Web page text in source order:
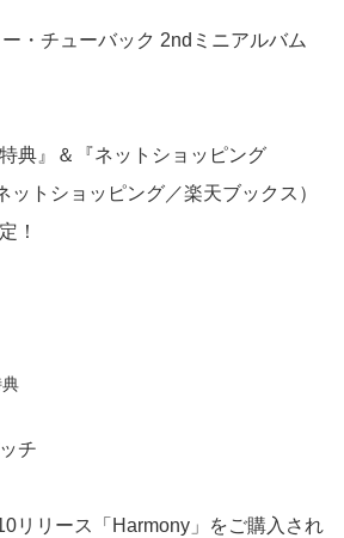
・チューバック 2ndミニアルバム
典』＆『ネットショッピング
ットショッピング／楽天ブックス）
！
チ
リリース「Harmony」をご購入され